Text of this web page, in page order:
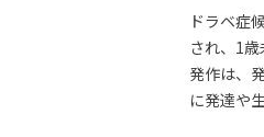
ドラベ症
され、1
発作は、
に発達や